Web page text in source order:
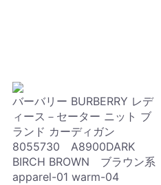
バーバリー BURBERRY レデ
ィース－セーター ニット ブ
ランド カーディガン
8055730 A8900DARK
BIRCH BROWN ブラウン系
apparel-01 warm-04